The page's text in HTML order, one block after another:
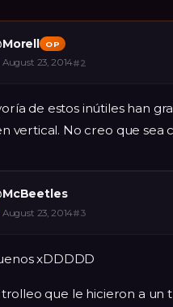
Morell OP
August 23, 2014#2
de estos inútiles han
vertical. No creo que sea
McBeetles
August 23, 2014#3
xDDDDD
trolleo que le hicieron a un